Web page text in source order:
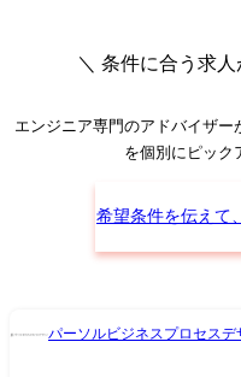
ば、有償ではあるものの費用対
す。 費用対効果だけではなく
定までを促すことが可能です。
生産性の高い業務遂行を実現し
のための当社独自のアセスメン
を可視化し、改善点を抽出、最
(出向を命じることがあり、その
＼ 条件に合う求
エンジニア専門のアドバイザー
を個別にピック
希望条件を伝えて
パーソルビジネスプロセスデ